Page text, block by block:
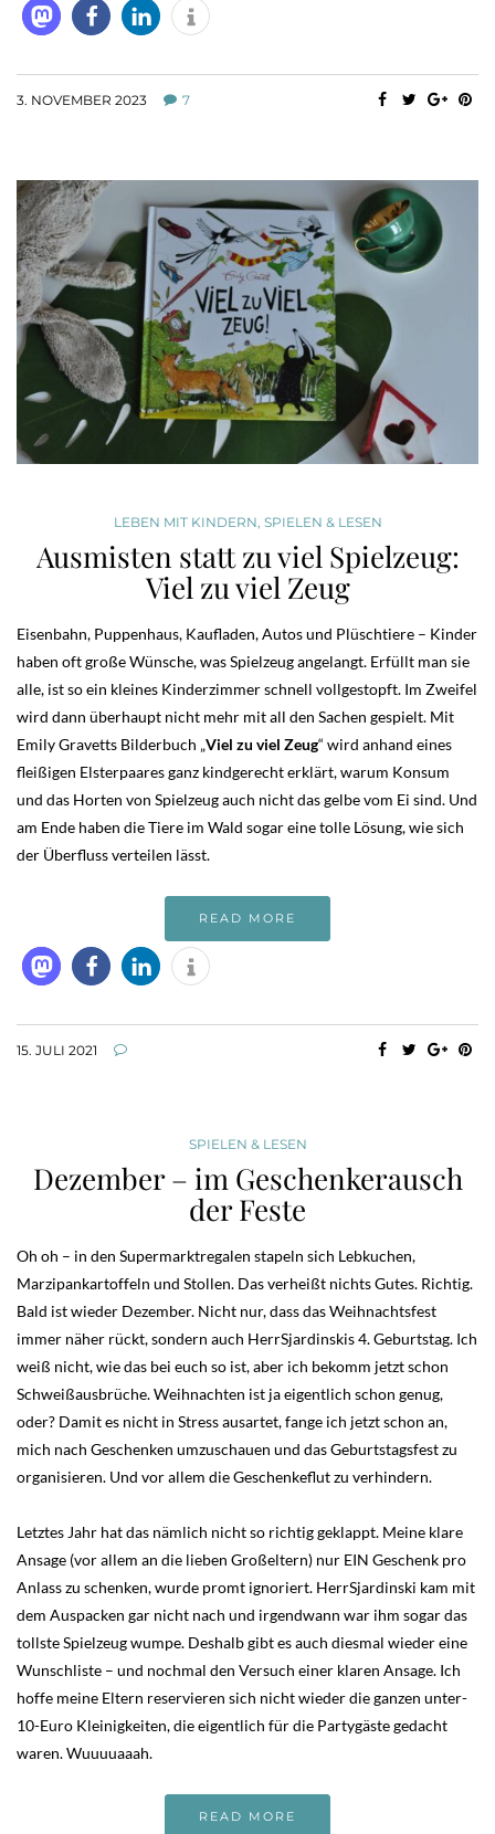
3. NOVEMBER 2023 7
LEBEN MIT KINDERN, SPIELEN & LESEN
Ausmisten statt zu viel Spielzeug:
Viel zu viel Zeug
Eisenbahn, Puppenhaus, Kaufladen, Autos und Plüschtiere – Kinder
haben oft große Wünsche, was Spielzeug angelangt. Erfüllt man sie
alle, ist so ein kleines Kinderzimmer schnell vollgestopft. Im Zweifel
wird dann überhaupt nicht mehr mit all den Sachen gespielt. Mit
Emily Gravetts Bilderbuch „Viel zu viel Zeug“ wird anhand eines
fleißigen Elsterpaares ganz kindgerecht erklärt, warum Konsum
und das Horten von Spielzeug auch nicht das gelbe vom Ei sind. Und
am Ende haben die Tiere im Wald sogar eine tolle Lösung, wie sich
der Überfluss verteilen lässt.
READ MORE
15. JULI 2021
SPIELEN & LESEN
Dezember – im Geschenkerausch
der Feste
Oh oh – in den Supermarktregalen stapeln sich Lebkuchen,
Marzipankartoffeln und Stollen. Das verheißt nichts Gutes. Richtig.
Bald ist wieder Dezember. Nicht nur, dass das Weihnachtsfest
immer näher rückt, sondern auch HerrSjardinskis 4. Geburtstag. Ich
weiß nicht, wie das bei euch so ist, aber ich bekomm jetzt schon
Schweißausbrüche. Weihnachten ist ja eigentlich schon genug,
oder? Damit es nicht in Stress ausartet, fange ich jetzt schon an,
mich nach Geschenken umzuschauen und das Geburtstagsfest zu
organisieren. Und vor allem die Geschenkeflut zu verhindern.
Letztes Jahr hat das nämlich nicht so richtig geklappt. Meine klare
Ansage (vor allem an die lieben Großeltern) nur EIN Geschenk pro
Anlass zu schenken, wurde promt ignoriert. HerrSjardinski kam mit
dem Auspacken gar nicht nach und irgendwann war ihm sogar das
tollste Spielzeug wumpe. Deshalb gibt es auch diesmal wieder eine
Wunschliste – und nochmal den Versuch einer klaren Ansage. Ich
hoffe meine Eltern reservieren sich nicht wieder die ganzen unter-
10-Euro Kleinigkeiten, die eigentlich für die Partygäste gedacht
waren. Wuuuuaaah.
READ MORE